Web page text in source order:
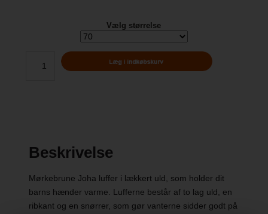
Vælg størrelse
Beskrivelse
Mørkebrune Joha luffer i lækkert uld, som holder dit
barns hænder varme. Lufferne består af to lag uld, en
ribkant og en snørrer, som gør vanterne sidder godt på